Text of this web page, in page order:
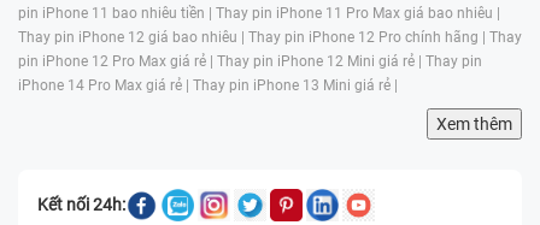
pin iPhone 11 bao nhiêu tiền | Thay pin iPhone 11 Pro Max giá bao nhiêu |
Thay pin iPhone 12 giá bao nhiêu | Thay pin iPhone 12 Pro chính hãng | Thay
pin iPhone 12 Pro Max giá rẻ | Thay pin iPhone 12 Mini giá rẻ | Thay pin
iPhone 14 Pro Max giá rẻ | Thay pin iPhone 13 Mini giá rẻ |
Xem thêm
Kết nối 24h: